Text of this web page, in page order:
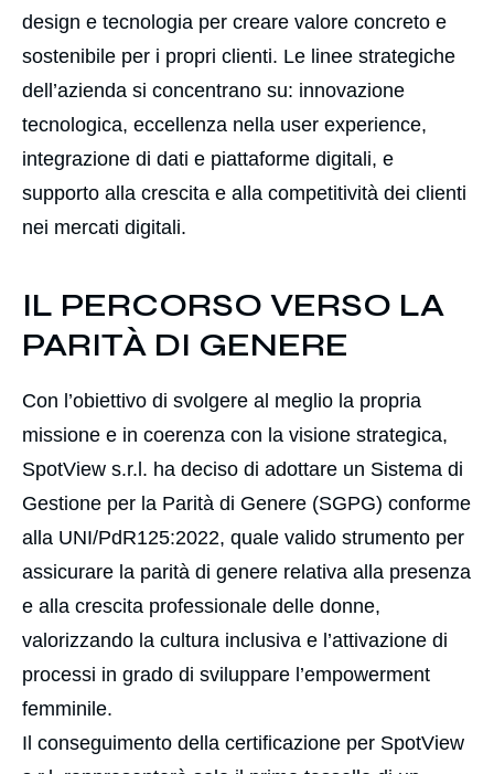
design e tecnologia per creare valore concreto e
sostenibile per i propri clienti. Le linee strategiche
dell’azienda si concentrano su: innovazione
tecnologica, eccellenza nella user experience,
integrazione di dati e piattaforme digitali, e
supporto alla crescita e alla competitività dei clienti
nei mercati digitali.
IL PERCORSO VERSO LA
PARITÀ DI GENERE
Con l’obiettivo di svolgere al meglio la propria
missione e in coerenza con la visione strategica,
SpotView s.r.l. ha deciso di adottare un Sistema di
Gestione per la Parità di Genere (SGPG) conforme
alla UNI/PdR125:2022, quale valido strumento per
assicurare la parità di genere relativa alla presenza
e alla crescita professionale delle donne,
valorizzando la cultura inclusiva e l’attivazione di
processi in grado di sviluppare l’empowerment
femminile.
Il conseguimento della certificazione per SpotView